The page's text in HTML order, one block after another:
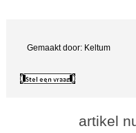
Gemaakt door: Keltum
artikel